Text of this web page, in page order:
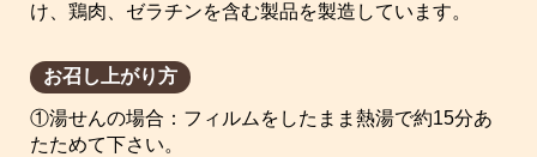
け、鶏肉、ゼラチンを含む製品を製造しています。
お召し上がり方
①湯せんの場合：フィルムをしたまま熱湯で約15分あ
たためて下さい。